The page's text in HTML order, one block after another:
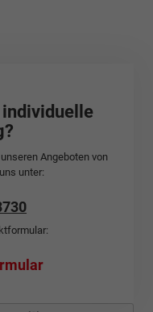
individuelle
Angeboten von
unter: